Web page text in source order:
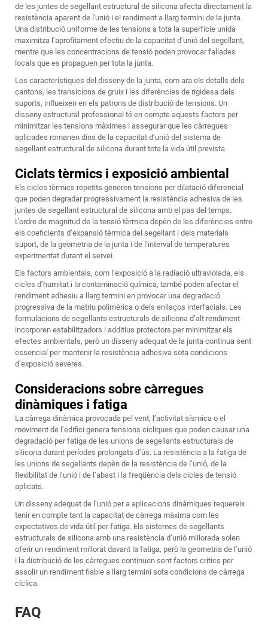
de les juntes de segellant estructural de silicona afecta directament la
resistència aparent de l'unió i el rendiment a llarg termini de la junta.
Una distribució uniforme de les tensions a tota la superfície unida
maximitza l’aprofitament efectiu de la capacitat d’unió del segellant,
mentre que les concentracions de tensió poden provocar fallades
locals que es propaguen per tota la junta.
Les característiques del disseny de la junta, com ara els detalls dels
cantons, les transicions de gruix i les diferències de rigidesa dels
suports, influeixen en els patrons de distribució de tensions. Un
disseny estructural professional té en compte aquests factors per
minimitzar les tensions màximes i assegurar que les càrregues
aplicades romanen dins de la capacitat d’unió del sistema de
segellant estructural de silicona durant tota la vida útil prevista.
Ciclats tèrmics i exposició ambiental
Els cicles tèrmics repetits generen tensions per dilatació diferencial
que poden degradar progressivament la resistència adhesiva de les
juntes de segellant estructural de silicona amb el pas del temps.
L’ordre de magnitud de la tensió tèrmica depèn de les diferències entre
els coeficients d’expansió tèrmica del segellant i dels materials
suport, de la geometria de la junta i de l’interval de temperatures
experimentat durant el servei.
Els factors ambientals, com l’exposició a la radiació ultraviolada, els
cicles d’humitat i la contaminació química, també poden afectar el
rendiment adhesiu a llarg termini en provocar una degradació
progressiva de la matriu polimèrica o dels enllaços interfacials. Les
formulacions de segellants estructurals de silicona d’alt rendiment
incorporen estabilitzadors i additius protectors per minimitzar els
efectes ambientals, però un disseny adequat de la junta continua sent
essencial per mantenir la resistència adhesiva sota condicions
d’exposició severes.
Consideracions sobre càrregues
dinàmiques i fatiga
La càrrega dinàmica provocada pel vent, l’activitat sísmica o el
moviment de l’edifici genera tensions cícliques que poden causar una
degradació per fatiga de les unions de segellants estructurals de
silicona durant períodes prolongats d’ús. La resistència a la fatiga de
les unions de segellants depèn de la resistència de l’unió, de la
flexibilitat de l’unió i de l’abast i la freqüència dels cicles de tensió
aplicats.
Un disseny adequat de l’unió per a aplicacions dinàmiques requereix
tenir en compte tant la capacitat de càrrega màxima com les
expectatives de vida útil per fatiga. Els sistemes de segellants
estructurals de silicona amb una resistència d’unió millorada solen
oferir un rendiment millorat davant la fatiga, però la geometria de l’unió
i la distribució de les càrregues continuen sent factors crítics per
assolir un rendiment fiable a llarg termini sota condicions de càrrega
cíclica.
FAQ